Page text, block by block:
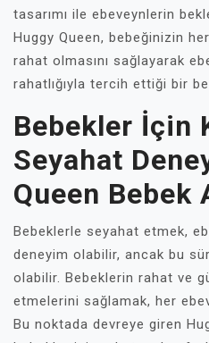
tasarımı ile ebeveynlerin
Huggy Queen, bebeğinizin
rahat olmasını sağlayarak
rahatlığıyla tercih ettiği bir
Bebekler İçin
Seyahat
Queen Bebek
Bebeklerle seyahat etmek,
deneyim olabilir, ancak bu
olabilir. Bebeklerin rahat ve
etmelerini sağlamak, her
Bu noktada devreye giren